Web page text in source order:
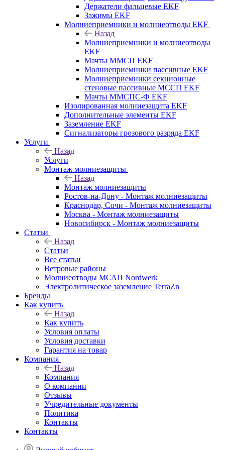
Держатели фальцевые EKF
Зажимы EKF
Молниеприемники и молниеотводы EKF
Назад
Молниеприемники и молниеотводы
EKF
Мачты ММСП EKF
Молниеприемники пассивные EKF
Молниеприемники секционные
стеновые пассивные МССП EKF
Мачты ММСПС-Ф EKF
Изолированная молниезащита EKF
Дополнительные элементы EKF
Заземление EKF
Сигнализаторы грозового разряда EKF
Услуги
Назад
Услуги
Монтаж молниезащиты
Назад
Монтаж молниезащиты
Ростов-на-Дону - Монтаж молниезащиты
Краснодар, Сочи - Монтаж молниезащиты
Москва - Монтаж молниезащиты
Новосибирск - Монтаж молниезащиты
Статьи
Назад
Статьи
Все статьи
Ветровые районы
Молниеотводы МСАП Nordwerk
Электролитическое заземление TerraZn
Бренды
Как купить
Назад
Как купить
Условия оплаты
Условия доставки
Гарантия на товар
Компания
Назад
Компания
О компании
Отзывы
Учредительные документы
Политика
Контакты
Контакты